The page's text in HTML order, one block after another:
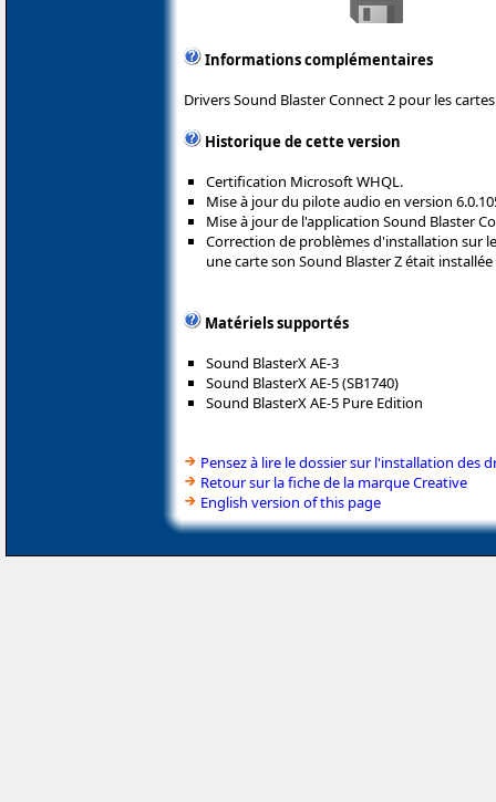
Informations complémentaires
Drivers Sound Blaster Connect 2 pour les
Historique de cette version
Certification Microsoft WHQL.
Mise à jour du pilote audio en version
Mise à jour de l'application Sound Blaster
Correction de problèmes d'installation sur
une carte son Sound Blaster Z était
Matériels supportés
Sound BlasterX AE-3
Sound BlasterX AE-5 (SB1740)
Sound BlasterX AE-5 Pure Edition
Pensez à lire le dossier sur l'installation des
Retour sur la fiche de la marque Creative
English version of this page